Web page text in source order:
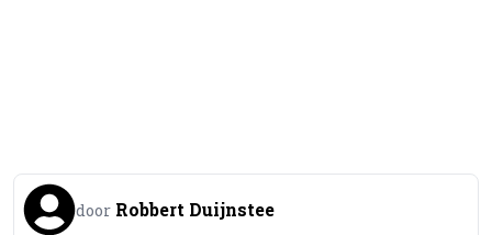
door Robbert Duijnstee